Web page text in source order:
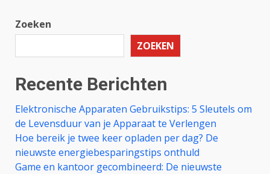
Zoeken
ZOEKEN
Recente Berichten
Elektronische Apparaten Gebruikstips: 5 Sleutels om
de Levensduur van je Apparaat te Verlengen
Hoe bereik je twee keer opladen per dag? De
nieuwste energiebesparingstips onthuld
Game en kantoor gecombineerd: De nieuwste